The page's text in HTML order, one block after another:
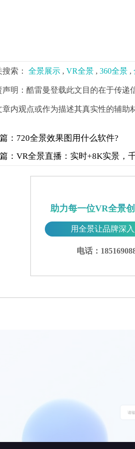
索： 全景展示 , VR全景 , 360全景 ,
声明：酷雷曼登载此文目的在于传递
内观点或作为描述其真实性的辅助
： 720全景效果图用什么软件?
： VR全景直播：实时+8K实景，
助力每一位VR全景
用全景让品牌深
电话：